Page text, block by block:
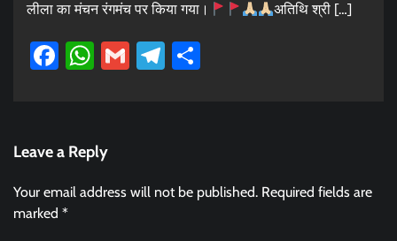
लीला का मंचन रंगमंच पर किया गया।
अतिथि श्री […]
Facebook
WhatsApp
GmailTelegram
Leave a Reply
Your email address will not be published. Required fields are
marked *